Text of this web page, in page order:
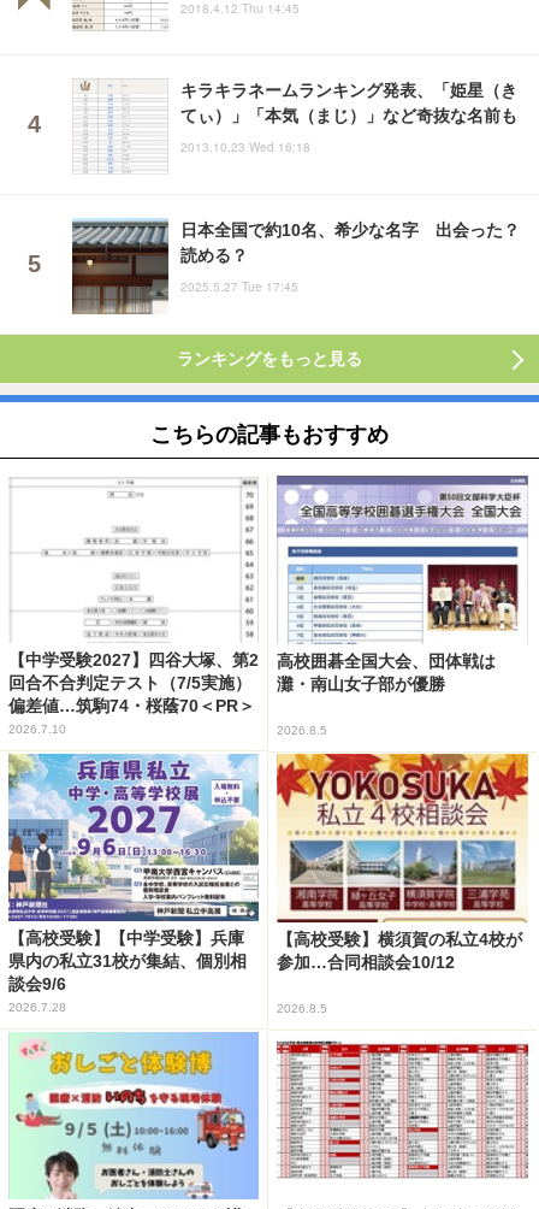
2018.4.12 Thu 14:45
キラキラネームランキング発表、「姫星（き
てぃ）」「本気（まじ）」など奇抜な名前も
2013.10.23 Wed 16:18
日本全国で約10名、希少な名字 出会った？
読める？
2025.5.27 Tue 17:45
ランキングをもっと見る
こちらの記事もおすすめ
【中学受験2027】四谷大塚、第2
回合不合判定テスト（7/5実施）
偏差値…筑駒74・桜蔭70＜PR＞
2026.7.10
高校囲碁全国大会、団体戦は
灘・南山女子部が優勝
2026.8.5
【高校受験】【中学受験】兵庫
県内の私立31校が集結、個別相
談会9/6
2026.7.28
【高校受験】横須賀の私立4校が
参加…合同相談会10/12
2026.8.5